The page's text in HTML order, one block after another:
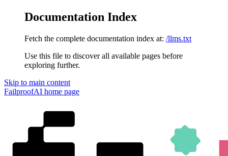
Documentation Index
Fetch the complete documentation index at: /llms.txt
Use this file to discover all available pages before
exploring further.
Skip to main content
FailproofAI home page